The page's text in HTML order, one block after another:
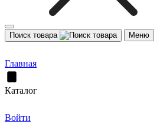
Поиск товара Меню
Главная
Каталог
Войти